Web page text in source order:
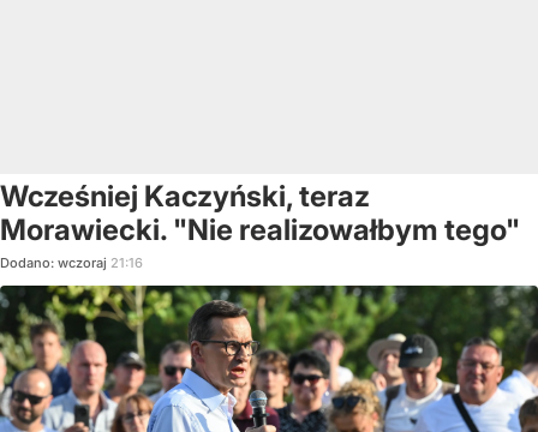
Wcześniej Kaczyński, teraz
Morawiecki. "Nie realizowałbym tego"
Dodano: wczoraj 21:16